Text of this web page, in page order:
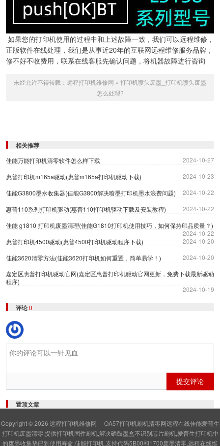
如果您的打印机使用的过程中和上述故障一致，我们可以远程维修，
正版软件在线处理，我们是从事近20年的互联网远程维修服务品牌，
修不好不收费用，联系在线客服先确认问题，将机器故障进行咨询
未经允许不得转载： 远程打印机维修网 » 打印机喷头废墨_打印机喷头废墨
怎么处理?
相关推荐
佳能万能打印机清零软件怎么样下载
2024-10-27
惠普打印机m165a驱动(惠普m165a打印机驱动下载)
2024-10-23
佳能G3800墨水收集器(佳能G3800解决喷墨打印机墨水浪费问题)
2024-10-22
惠普110系列打印机驱动(惠普110打印机驱动下载及安装教程)
2024-10-22
佳能 g1810 打印机废墨清理(佳能G1810打印机使用技巧，如何保持印品质量？)
2024-10-22
惠普打印机4500驱动(惠普4500打印机驱动程序下载)
2024-10-20
佳能3620清零方法(佳能3620打印机如何重置，简单易学！)
2024-10-20
嘉定区惠普打印机驱动官网(嘉定区惠普打印机驱动官网更新，免费下载最新驱动
程序)
2024-10-19
评论0
提交评论
置顶文章
Copyright © 2026 远程打印机维修网
OA57打印机刷机清零网远程在线佳能爱普生
打印机废墨清零,提供打印机固件刷机,解决硒鼓墨盒不识别芯片刷机,爱普生打印机中
的废墨收集垫已到使用寿命,佳能打印机,支持代码5B00和1700废墨清零,远程在线维